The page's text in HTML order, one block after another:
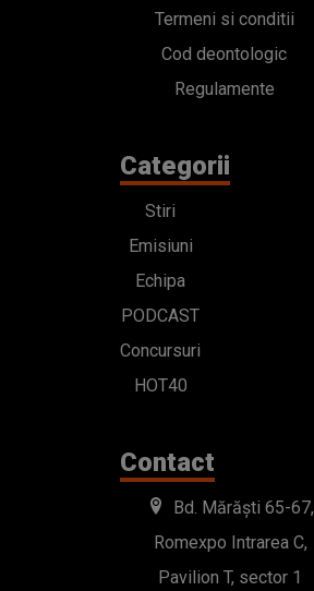
Termeni si conditii
Cod deontologic
Regulamente
Categorii
Stiri
Emisiuni
Echipa
PODCAST
Concursuri
HOT40
Contact
Bd. Mărăști 65-67,
Romexpo Intrarea C,
Pavilion T, sector 1